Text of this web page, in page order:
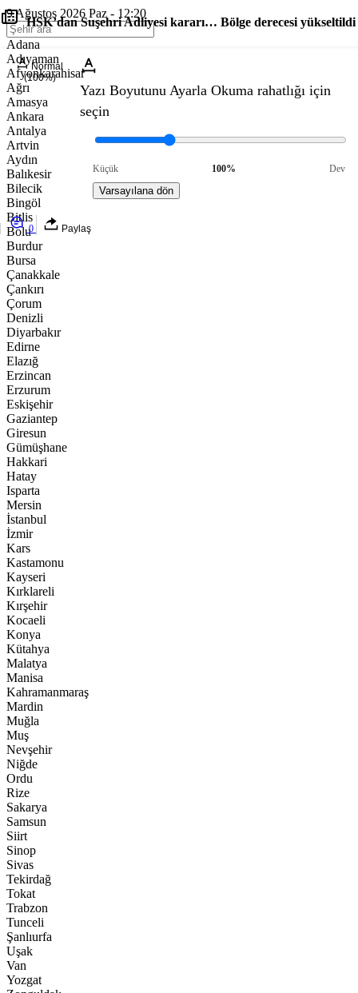
9 Ağustos 2026 Paz - 12:20
Adana
Adıyaman
Afyonkarahisar
Ağrı
Amasya
Ankara
Antalya
Artvin
Aydın
Balıkesir
Bilecik
Bingöl
Bitlis
Bolu
Burdur
Bursa
Çanakkale
Çankırı
Çorum
Denizli
Diyarbakır
Edirne
Elazığ
Erzincan
Erzurum
Eskişehir
Gaziantep
Giresun
Gümüşhane
Hakkari
Hatay
Isparta
Mersin
İstanbul
İzmir
Kars
Kastamonu
Kayseri
Kırklareli
Kırşehir
Kocaeli
Konya
Kütahya
Malatya
Manisa
Kahramanmaraş
Mardin
Muğla
Muş
Nevşehir
Niğde
Ordu
Rize
Sakarya
Samsun
Siirt
Sinop
Sivas
Tekirdağ
Tokat
Trabzon
Tunceli
Şanlıurfa
Uşak
Van
Yozgat
HSK’dan Suşehri Adliyesi kararı… Bölge derecesi yükseltildi
Normal
(100%)
Yazı Boyutunu Ayarla Okuma rahatlığı için
seçin
Küçük 100% Dev
Varsayılana dön
0 Paylaş